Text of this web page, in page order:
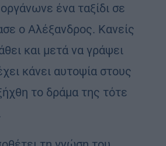
ένα ταξίδι σε
ο Αλέξανδρος. Κανείς
και μετά να γράψει
κάνει αυτοψία στους
το δράμα της τότε